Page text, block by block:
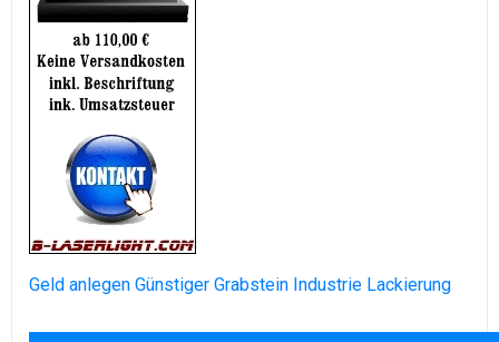
Geld anlegen Günstiger Grabstein Industrie Lackierung